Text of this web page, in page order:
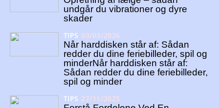
undgår du vibrationer og dyre
skader
TIPS 03/03/2026
Når harddisken står af: Sådan
redder du dine feriebilleder, spil og
minderNår harddisken står af:
Sådan redder du dine feriebilleder,
spil og minder
TIPS 27/11/2025